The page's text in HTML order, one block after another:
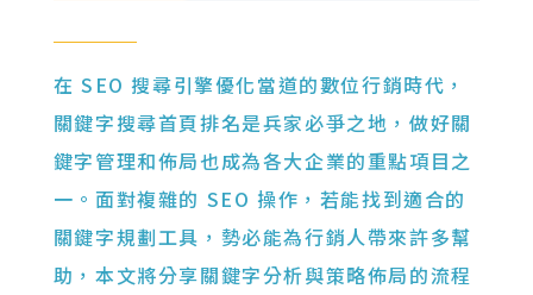
在 SEO 搜尋引擎優化當道的數位行銷時代，
關鍵字搜尋首頁排名是兵家必爭之地，做好關
鍵字管理和佈局也成為各大企業的重點項目之
一。面對複雜的 SEO 操作，若能找到適合的
關鍵字規劃工具，勢必能為行銷人帶來許多幫
助，本文將分享關鍵字分析與策略佈局的流程